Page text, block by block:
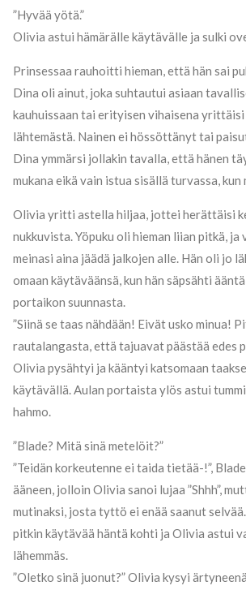
”Hyvää yötä.”
Olivia astui hämärälle käytävälle ja sulki
Prinsessaa rauhoitti hieman, että hän sai
Dina oli ainut, joka suhtautui asiaan
kauhuissaan tai erityisen vihaisena yrittäisi
lähtemästä. Nainen ei hössöttänyt tai
Dina ymmärsi jollakin tavalla, että hänen
mukana eikä vain istua sisällä turvassa,
Olivia yritti astella hiljaa, jottei herättäisi
nukkuvista. Yöpuku oli hieman liian pitkä, ja
meinasi aina jäädä jalkojen alle. Hän oli jo
omaan käytäväänsä, kun hän säpsähti
portaikon suunnasta.
”Siinä se taas nähdään! Eivät usko minua!
rautalangasta, että tajuavat päästää edes
Olivia pysähtyi ja kääntyi katsomaan
käytävällä. Aulan portaista ylös astui
hahmo.
”Blade? Mitä sinä metelöit?”
”Teidän korkeutenne ei taida tietää-!”,
ääneen, jolloin Olivia sanoi lujaa ”Shhh”,
mutinaksi, josta tyttö ei enää saanut
pitkin käytävää häntä kohti ja Olivia astui
lähemmäs.
”Oletko sinä juonut?” Olivia kysyi